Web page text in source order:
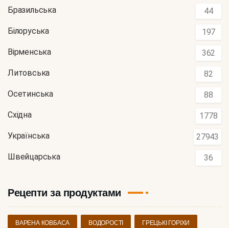
Бразильська 44
Білоруська 197
Вірменська 362
Литовська 82
Осетинська 88
Східна 1778
Українська 27943
Швейцарська 36
Рецепти за продуктами
ВАРЕНА КОВБАСА ВОДОРОСТІ ГРЕЦЬКІ ГОРІХИ